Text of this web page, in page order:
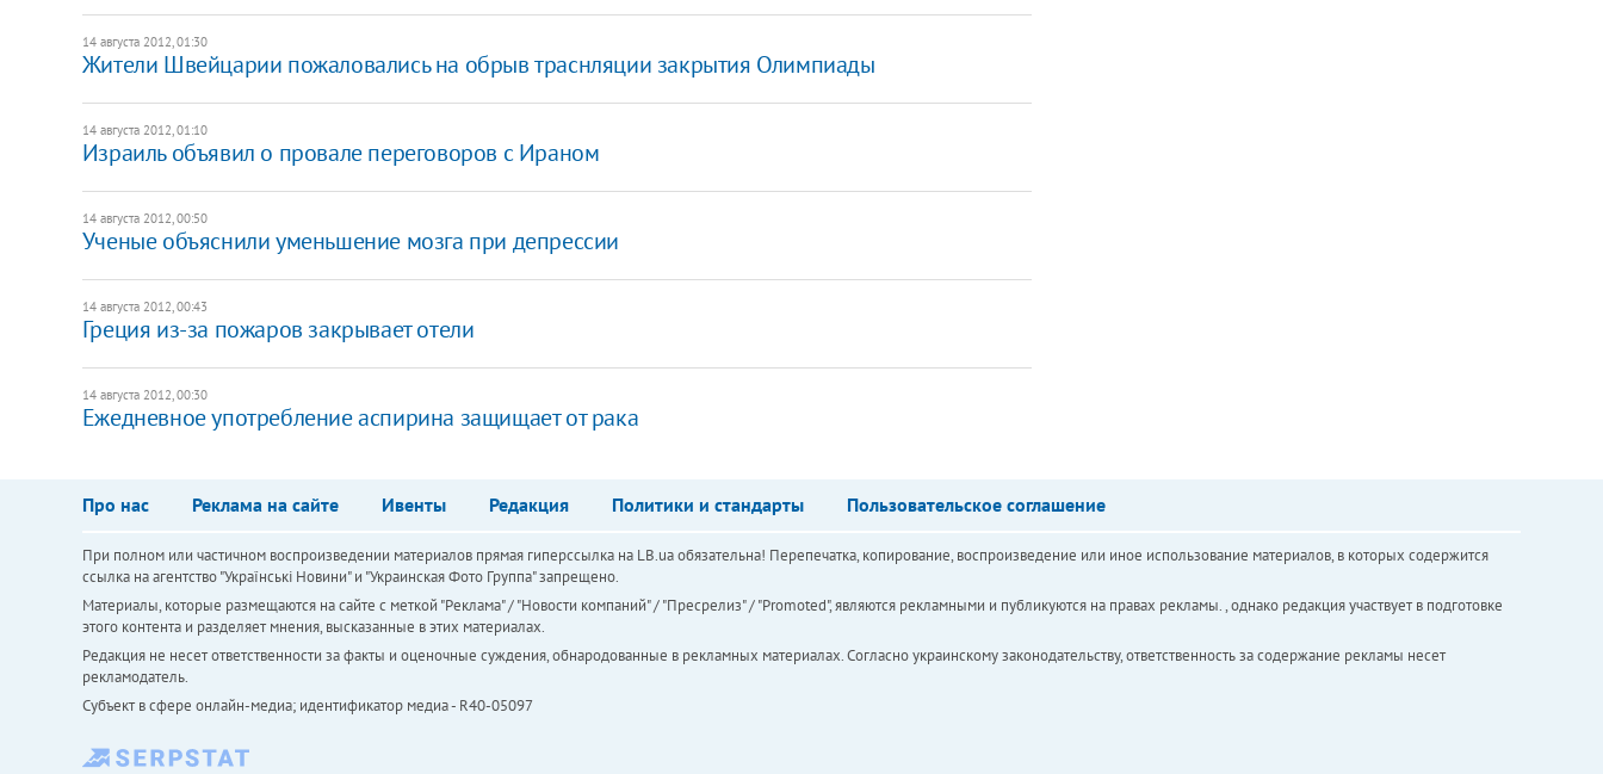
14 августа 2012, 01:30
Жители Швейцарии пожаловались на обрыв траснляции закрытия Олимпиады
14 августа 2012, 01:10
Израиль объявил о провале переговоров с Ираном
14 августа 2012, 00:50
Ученые объяснили уменьшение мозга при депрессии
14 августа 2012, 00:43
Греция из-за пожаров закрывает отели
14 августа 2012, 00:30
Ежедневное употребление аспирина защищает от рака
Про нас Реклама на сайте Ивенты Редакция Политики и стандарты Пользовательское соглашение
При полном или частичном воспроизведении материалов прямая гиперссылка на LB.ua обязательна! Перепечатка, копирование, воспроизведение или иное использование материалов, в которых содержится
ссылка на агентство "Українськi Новини" и "Украинская Фото Группа" запрещено.
Материалы, которые размещаются на сайте с меткой "Реклама" / "Новости компаний" / "Пресрелиз" / "Promoted", являются рекламными и публикуются на правах рекламы. , однако редакция участвует в подготовке
этого контента и разделяет мнения, высказанные в этих материалах.
Редакция не несет ответственности за факты и оценочные суждения, обнародованные в рекламных материалах. Согласно украинскому законодательству, ответственность за содержание рекламы несет
рекламодатель.
Субъект в сфере онлайн-медиа; идентификатор медиа - R40-05097